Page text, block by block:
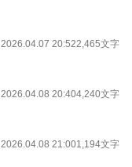
2026.04.07 20:522,465文字
2026.04.08 20:404,240文字
2026.04.08 21:001,194文字